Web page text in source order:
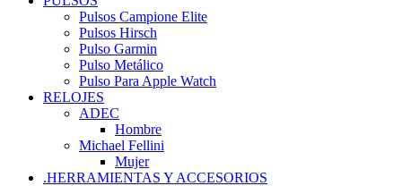
Pulsos Campione Elite
Pulsos Hirsch
Pulso Garmin
Pulso Metálico
Pulso Para Apple Watch
RELOJES
ADEC
Hombre
Michael Fellini
Mujer
.HERRAMIENTAS Y ACCESORIOS